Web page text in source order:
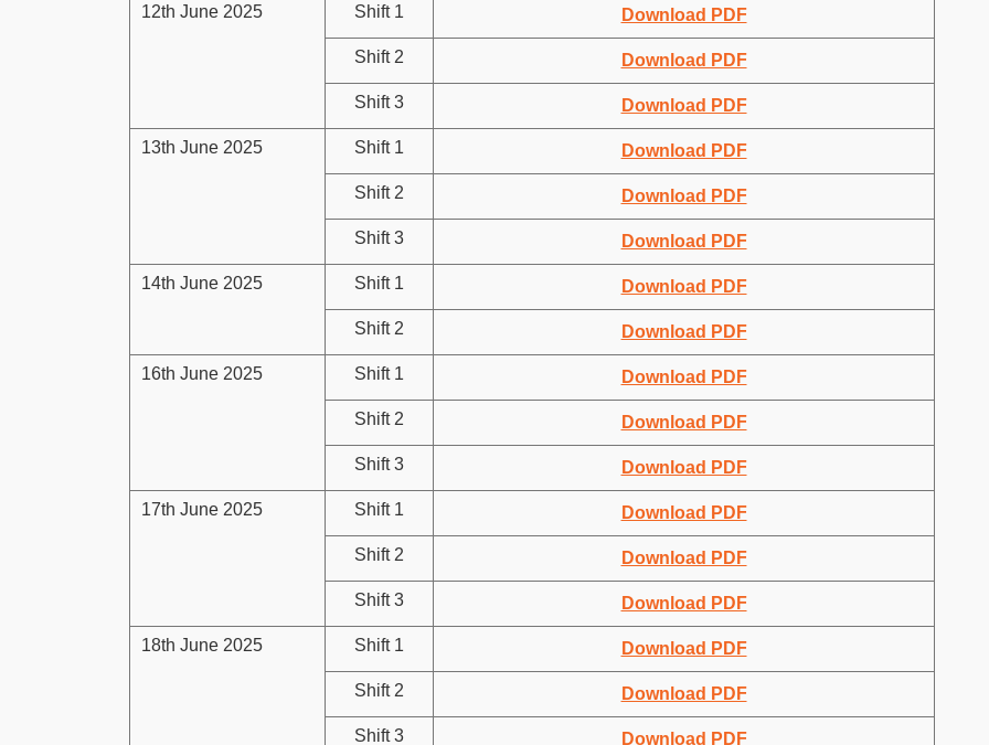
12th June 2025 Shift 1 Download PDF
Shift 2 Download PDF
Shift 3 Download PDF
13th June 2025 Shift 1 Download PDF
Shift 2 Download PDF
Shift 3 Download PDF
14th June 2025 Shift 1 Download PDF
Shift 2 Download PDF
16th June 2025 Shift 1 Download PDF
Shift 2 Download PDF
Shift 3 Download PDF
17th June 2025 Shift 1 Download PDF
Shift 2 Download PDF
Shift 3 Download PDF
18th June 2025 Shift 1 Download PDF
Shift 2 Download PDF
Shift 3 Download PDF